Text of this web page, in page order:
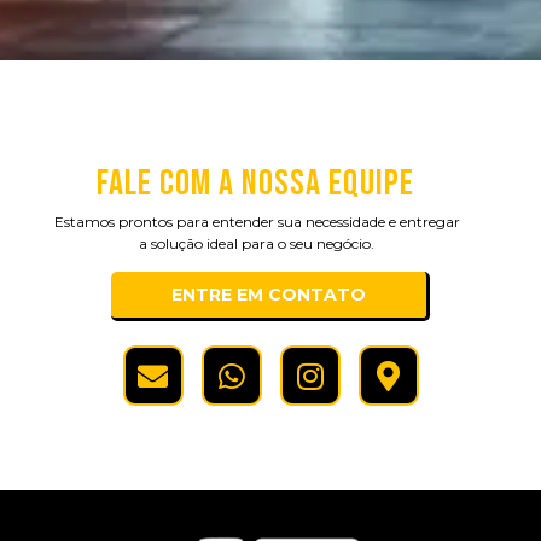
FALE COM A NOSSA EQUIPE
Estamos prontos para entender sua necessidade e entregar
a solução ideal para o seu negócio.
ENTRE EM CONTATO